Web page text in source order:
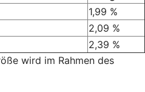
1,99 %
2,09 %
2,39 %
wird im Rahmen des